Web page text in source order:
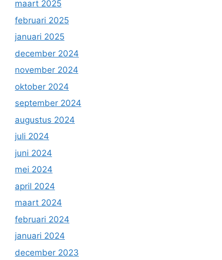
maart 2025
februari 2025
januari 2025
december 2024
november 2024
oktober 2024
september 2024
augustus 2024
juli 2024
juni 2024
mei 2024
april 2024
maart 2024
februari 2024
januari 2024
december 2023